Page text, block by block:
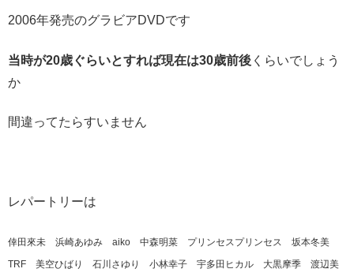
2006年発売のグラビアDVDです
当時が20歳ぐらいとすれば現在は30歳前後 くらいでしょう
か
間違ってたらすいません
レパートリーは
倖田來未 浜崎あゆみ aiko 中森明菜 プリンセスプリンセス 坂本冬美
TRF 美空ひばり 石川さゆり 小林幸子 宇多田ヒカル 大黒摩季 渡辺美